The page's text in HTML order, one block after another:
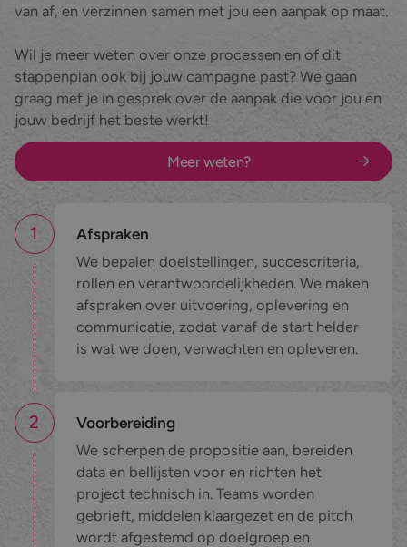
van af, en verzinnen samen met jou een aanpak op maat.
Wil je meer weten over onze processen en of dit
stappenplan ook bij jouw campagne past? We gaan
graag met je in gesprek over de aanpak die voor jou en
jouw bedrijf het beste werkt!
Meer weten?
1
Afspraken
We bepalen doelstellingen, succescriteria,
rollen en verantwoordelijkheden. We maken
afspraken over uitvoering, oplevering en
communicatie, zodat vanaf de start helder
is wat we doen, verwachten en opleveren.
2
Voorbereiding
We scherpen de propositie aan, bereiden
data en bellijsten voor en richten het
project technisch in. Teams worden
gebrieft, middelen klaargezet en de pitch
wordt afgestemd op doelgroep en